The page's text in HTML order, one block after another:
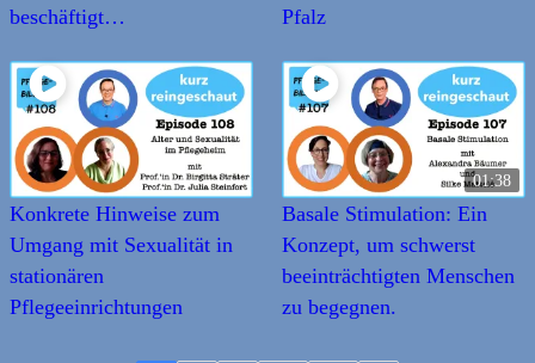
beschäftigt…
Pfalz
Konkrete Hinweise zum
Umgang mit Sexualität in
stationären
Pflegeeinrichtungen
01:38
Basale Stimulation: Ein
Konzept, um schwerst
beeinträchtigten Menschen
zu begegnen.